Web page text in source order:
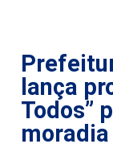
lança
Todos”
moradia